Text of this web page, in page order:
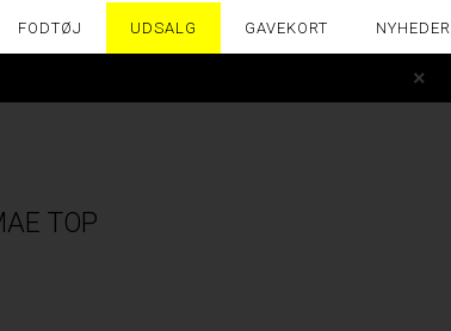
FODTØJ UDSALG GAVEKORT NYHEDER
TOP